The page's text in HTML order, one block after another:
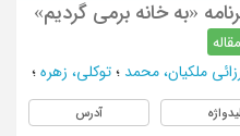
«به خانه برمی گردیم»
مقاله
ملکیان، محمد ؛ توکلی، زهره ؛
آدرس